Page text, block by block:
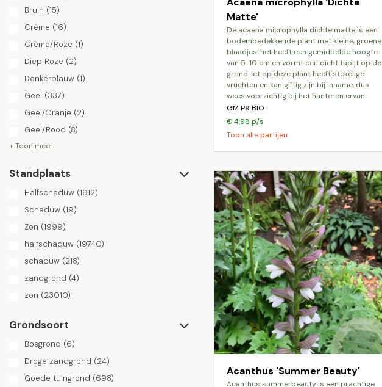
Bruin (15)
Crème (16)
Crème/Roze (1)
Diep Roze (2)
Donkerblauw (1)
Geel (337)
Geel/Oranje (2)
Geel/Rood (8)
+ Toon meer
Standplaats
Halfschaduw (1912)
Schaduw (19)
Zon (1999)
halfschaduw (19740)
schaduw (218)
zandgrond (4)
zon (23010)
Grondsoort
Bosgrond (6)
Droge zandgrond (24)
Goede tuingrond (698)
Matte'
de acaena microphylla dichte matte is een
bodembedekkende plant met kleine, groene
blaadjes. het heeft een gemiddelde hoogte
van 5-10 cm en vormt een dicht tapijt op de
grond. let op deze plant heeft stekelige
vruchten en kan giftig zijn bij inname, dus
wees voorzichtig bij het hanteren ervan.
GM P9 BIO
€ 4,98 p/s
Toon alle partijen
Acanthus 'Summer Beauty'
acanthus summerbeauty is een prachtige